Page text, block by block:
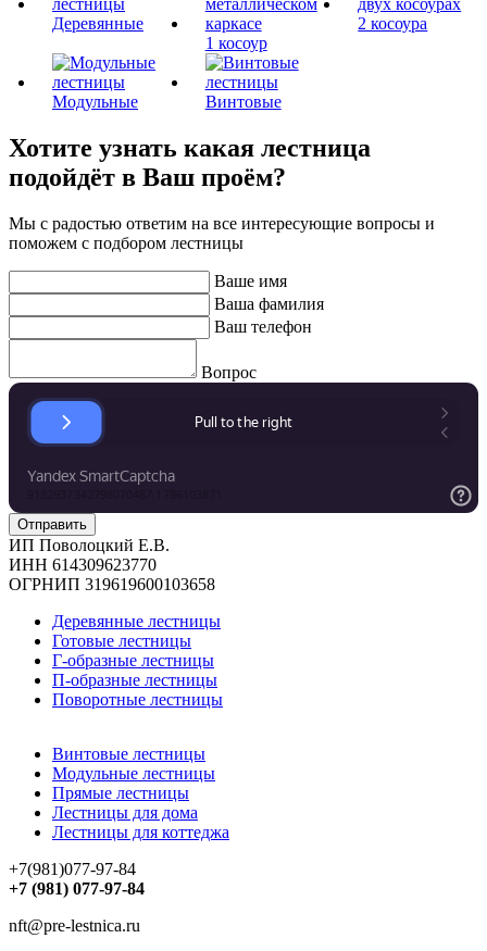
Деревянные
1 косоур
2 косоура
Модульные Винтовые
Хотите узнать какая лестница
подойдёт в Ваш проём?
Мы с радостью ответим на все интересующие вопросы и
поможем с подбором лестницы
Ваше имя
Ваша фамилия
Ваш телефон
Вопрос
ИП Поволоцкий Е.В.
ИНН 614309623770
ОГРНИП 319619600103658
Деревянные лестницы
Готовые лестницы
Г-образные лестницы
П-образные лестницы
Поворотные лестницы
Винтовые лестницы
Модульные лестницы
Прямые лестницы
Лестницы для дома
Лестницы для коттеджа
+7(981)077-97-84
+7 (981) 077-97-84
nft@pre-lestnica.ru